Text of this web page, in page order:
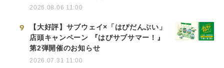
2026.08.06 11:00
9
【大好評】サブウェイ×「はぴだんぶい」
店頭キャンペーン 『はぴサブサマー！』
第2弾開催のお知らせ
2026.07.31 11:00